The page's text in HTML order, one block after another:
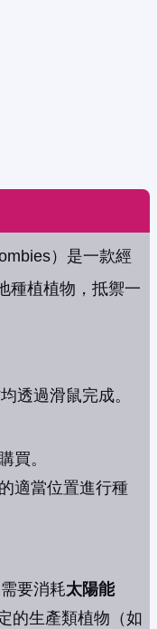
）是一款經
種植植物，抵禦一
透過滑鼠完成。
買。
適當位置進行種
要消耗太陽能
的生產類植物（如